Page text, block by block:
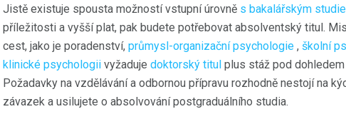
Jistě existuje spousta možností vstupní úrovně s bakalářským
příležitosti a vyšší plat, pak budete potřebovat absolventský titul.
cest, jako je poradenství, průmysl-organizační psychologie , školní
klinické psychologii vyžaduje doktorský titul plus stáž pod
Požadavky na vzdělávání a odbornou přípravu rozhodně nestojí na
závazek a usilujete o absolvování postgraduálního studia.